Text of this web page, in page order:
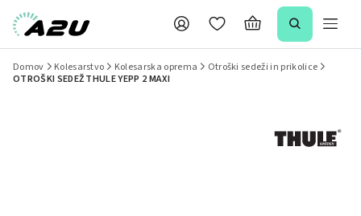
Domov Kolesarstvo Kolesarska oprema
Otroški sedeži in prikolice
OTROŠKI SEDEŽ THULE YEPP 2 MAXI